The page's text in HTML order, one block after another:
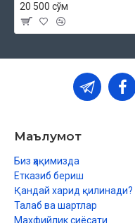
20 500 сўм
Маълумот
Биз ҳақимизда
Етказиб бериш
Қандай харид қилинади?
Талаб ва шартлар
Махфийлик сиёсати